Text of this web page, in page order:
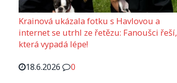
Krainová ukázala fotku s Havlovou a
internet se utrhl ze řetězu: Fanoušci řeší,
která vypadá lépe!
18.6.2026
0